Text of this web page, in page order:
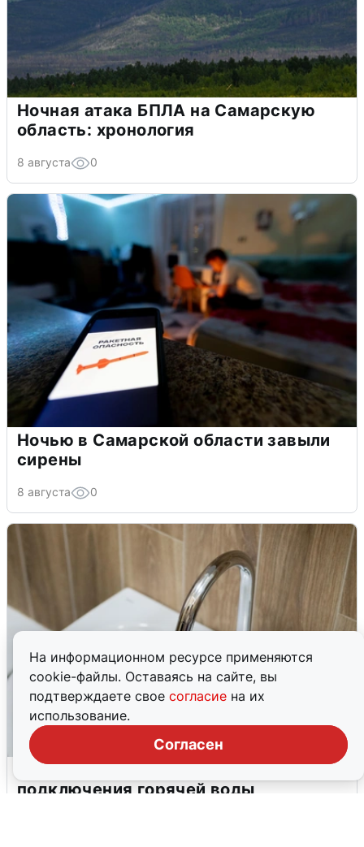
На информационном ресурсе применяются
cookie-файлы. Оставаясь на сайте, вы
подтверждаете свое согласие на их
использование.
Согласен
Ночная атака БПЛА на Самарскую
область: хронология
8 августа 0
Ночью в Самарской области завыли
сирены
8 августа 0
В Архангельске перенесли сроки
подключения горячей воды